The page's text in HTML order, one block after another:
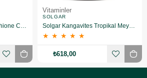
Vitaminler
SOLGAR
★ ★ ★ ★ ★
₺618,00